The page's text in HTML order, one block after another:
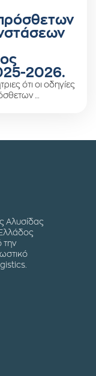
2026.
ότι οι οδηγίες
…
Αλυσίδας
την